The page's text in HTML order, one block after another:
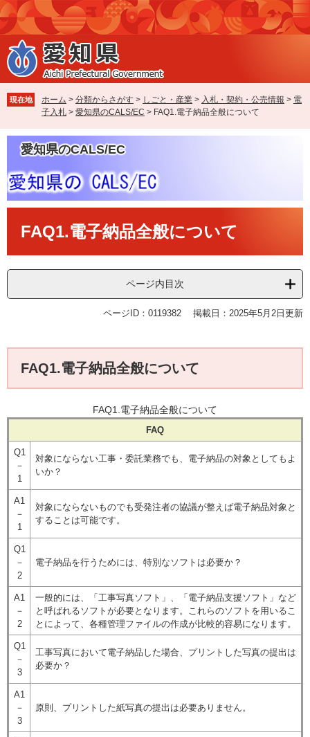
ペ
ー
ジ
の
先
で
す
メ
ニ
ュ
ー
を
ば
し
本
現在地 ホーム > 分類からさがす > しごと・産業 > 入札・契約・公売情報 > 電
子入札 > 愛知県のCALS/EC > FAQ1.電子納品全般について
愛知県のCALS/EC
FAQ1.電子納品全般について
ページ内目次
ページID：0119382 掲載日：2025年5月2日更新
FAQ1.電子納品全般について
FAQ1.電子納品全般について
FAQ
Q1
－
1
対象にならない工事・委託業務でも、電子納品の対象としてもよ
いか？
A1
－
1
対象にならないものでも受発注者の協議が整えば電子納品対象と
することは可能です。
Q1
－
2
電子納品を行うためには、特別なソフトは必要か？
A1
－
2
一般的には、「工事写真ソフト」、「電子納品支援ソフト」など
と呼ばれるソフトが必要となります。これらのソフトを用いるこ
とによって、各種管理ファイルの作成が比較的容易になります。
Q1
－
3
工事写真において電子納品した場合、プリントした写真の提出は
必要か？
A1
－
3
原則、プリントした紙写真の提出は必要ありません。